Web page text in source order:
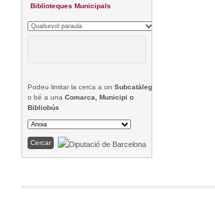
Biblioteques Municipals
Podeu limitar la cerca a unSubcatàleg
o bé a unaComarca, Municipi o
Bibliobús